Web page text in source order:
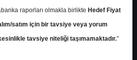
Üstü
Get.
7
Yok
1 1
raporları olmakla birlikte Hedef Fiyat
satım için bir tavsiye veya yorum
tavsiye niteliği taşımamaktadır."